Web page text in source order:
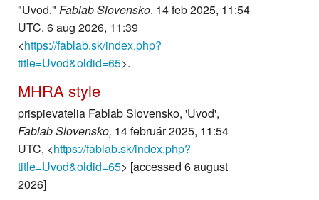
"Uvod." Fablab Slovensko. 14 feb 2025, 11:54
UTC. 6 aug 2026, 11:39
<https://fablab.sk/index.php?
title=Uvod&oldid=65>.
MHRA style
prispievatelia Fablab Slovensko, 'Uvod',
Fablab Slovensko, 14 február 2025, 11:54
UTC, <https://fablab.sk/index.php?
title=Uvod&oldid=65> [accessed 6 august
2026]